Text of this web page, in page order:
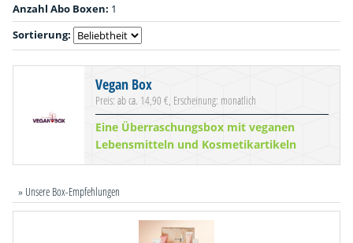
Anzahl Abo Boxen: 1
Sortierung:
Vegan Box
Preis: ab ca. 14,90 €, Erscheinung: monatlich
Eine Überraschungsbox mit veganen
Lebensmitteln und Kosmetikartikeln
» Unsere Box-Empfehlungen